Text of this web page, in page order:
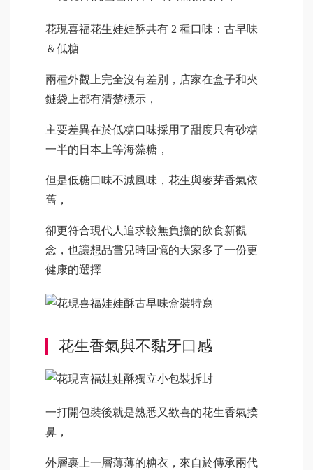
花現喜福花生娃娃酥共有 2 種口味：古早味
＆低糖
兩種外觀上完全沒有差別，店家在盒子和夾
鏈袋上都有清楚標示，
主要差異在於低糖口味採用了甜度只有砂糖
一半的日本上等海藻糖，
但是低糖口味不減風味，花生與麥芽香氣依
舊，
卻更符合現代人追求較無負擔的飲食新觀
念，也讓想品嘗兒時回憶的大家多了一份更
健康的選擇
花生香氣與不黏牙口感
一打開包裝後就是熟悉又歡喜的花生香氣撲
鼻，
外層裹上一層薄薄的糖衣，來自於傳承兩代